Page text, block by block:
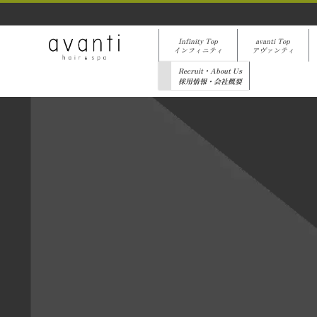
Infinity Top
インフィニティ
avanti Top
アヴァンティ
Recruit・About Us
採用情報・会社概要